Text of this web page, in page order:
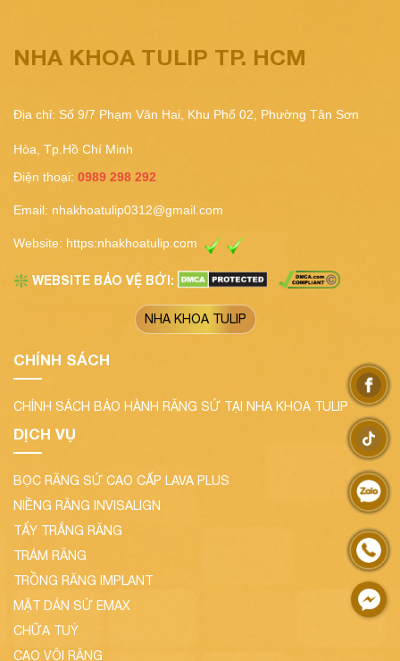
NHA KHOA TULIP TP. HCM
Địa chỉ: Số 9/7 Phạm Văn Hai, Khu Phố 02, Phường Tân Sơn
Hòa, Tp.Hồ Chí Minh
Điện thoại: 0989 298 292
Email: nhakhoatulip0312@gmail.com
Website: https:nhakhoatulip.com
❇️ WEBSITE BẢO VỆ BỞI:
NHA KHOA TULIP
CHÍNH SÁCH
CHÍNH SÁCH BẢO HÀNH RĂNG SỨ TẠI NHA KHOA TULIP
DỊCH VỤ
BỌC RĂNG SỨ CAO CẤP LAVA PLUS
NIỀNG RĂNG INVISALIGN
TẨY TRẮNG RĂNG
TRÁM RĂNG
TRỒNG RĂNG IMPLANT
MẶT DÁN SỨ EMAX
CHỮA TUỶ
CẠO VÔI RĂNG